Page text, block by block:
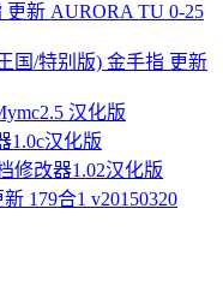
新 AURORA TU 0-25
国/特别版) 金手指 更新
汉化版
1.0c汉化版
修改器1.02汉化版
179合1 v20150320